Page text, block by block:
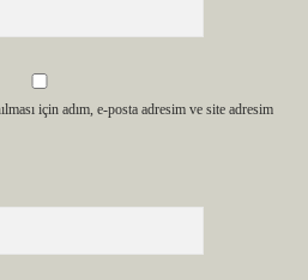
için adım, e-posta adresim ve site adresim